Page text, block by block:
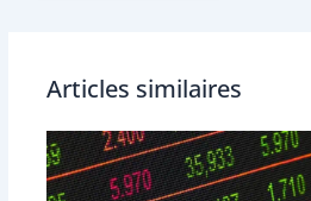
Articles similaires